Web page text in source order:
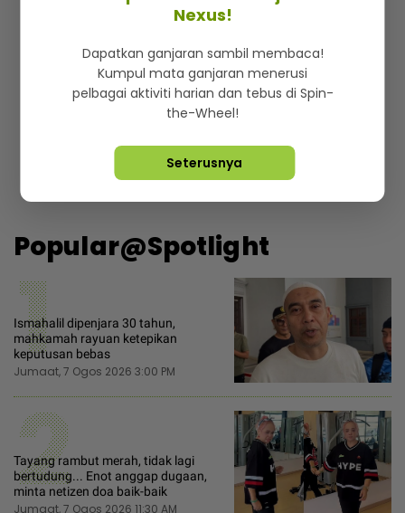
Dengan menekan butang mendaftar, anda kini bersetuju
Popular@Spotlight
1
Ismahalil dipenjara 30 tahun,
mahkamah rayuan ketepikan
keputusan bebas
Jumaat, 7 Ogos 2026 3:00 PM
2
Tayang rambut merah, tidak lagi
bertudung... Enot anggap dugaan,
minta netizen doa baik-baik
Jumaat, 7 Ogos 2026 11:30 AM
Nexus!
Dapatkan ganjaran sambil membaca!
Kumpul mata ganjaran menerusi
pelbagai aktiviti harian dan tebus di Spin-
the-Wheel!
Seterusnya